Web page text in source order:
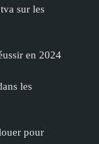
sur les
en 2024
les
pour